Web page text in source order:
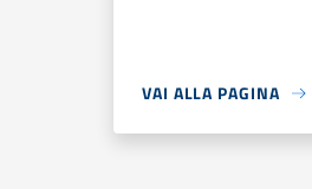
VAI ALLA PAGINA